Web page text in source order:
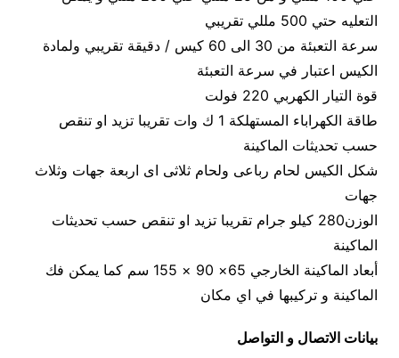
التعليه حتي 500 مللي تقريبي
سرعة التعبئة من 30 الى 60 كيس / دقيقة تقريبي ولمادة
الكيس اعتبار في سرعة التعبئة
قوة التيار الكهربي 220 فولت
طاقة الكهراباء المستهلكة 1 ك وات تقريبا تزيد او تنقص
حسب تحديثات الماكينة
شكل الكيس لحام رباعى ولحام ثلاثى اى اربعة جهات وثلاث
جهات
الوزن280 كيلو جرام تقريبا تزيد او تنقص حسب تحديثات
الماكينة
أبعاد الماكينة الخارجي 65× 90 × 155 سم كما يمكن فك
الماكينة و تركيبها في اي مكان
بيانات الاتصال و التواصل